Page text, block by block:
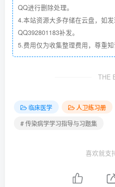
QQ进行删除处理。
4.本站资源大多存储在云盘，如
QQ392801183补发。
5.费用仅为收集整理费用，尊重知
THE
临床医学
人卫练习册
# 传染病学学习指导与习题集
喜欢就支